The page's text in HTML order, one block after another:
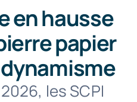
en hausse
papier
les SCPI